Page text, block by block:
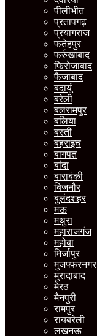
पीलीभीत
प्रतापगढ़
प्रयागराज
फतेहपुर
फर्रुखाबाद
फिरोजाबाद
फैजाबाद
बदायूं
बरेली
बलरामपुर
बलिया
बस्ती
बहराइच
बागपत
बांदा
बाराबंकी
बिजनौर
बुलंदशहर
मऊ
मथुरा
महाराजगंज
महोबा
मिर्जापुर
मुजफ्फरनगर
मुरादाबाद
मेरठ
मैनपुरी
रामपुर
रायबरेली
लखनऊ